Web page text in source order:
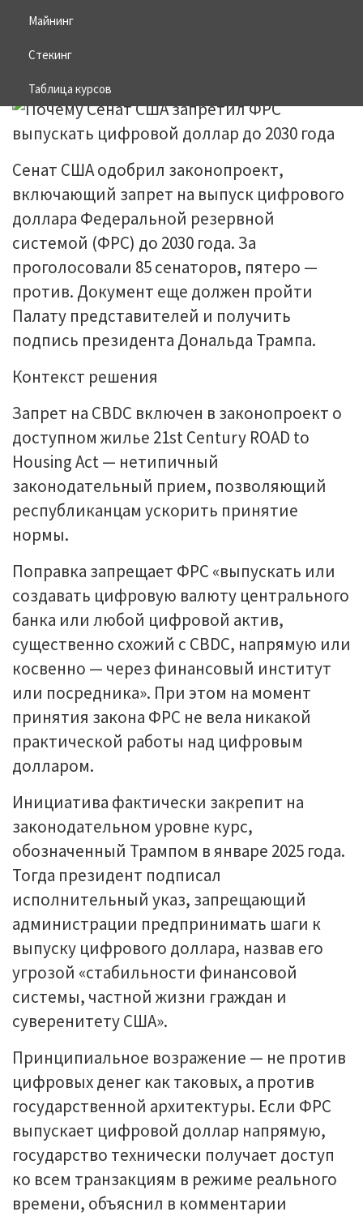
Майнинг
Стекинг
Таблица курсов
доллар до 2030 года
23.06.2026
Сенат США одобрил законопроект,
включающий запрет на выпуск цифрового
доллара Федеральной резервной
системой (ФРС) до 2030 года. За
проголосовали 85 сенаторов, пятеро —
против. Документ еще должен пройти
Палату представителей и получить
подпись президента Дональда Трампа.
Контекст решения
Запрет на CBDC включен в законопроект о
доступном жилье 21st Century ROAD to
Housing Act — нетипичный
законодательный прием, позволяющий
республиканцам ускорить принятие
нормы.
Поправка запрещает ФРС «выпускать или
создавать цифровую валюту центрального
банка или любой цифровой актив,
существенно схожий с CBDC, напрямую или
косвенно — через финансовый институт
или посредника». При этом на момент
принятия закона ФРС не вела никакой
практической работы над цифровым
долларом.
Инициатива фактически закрепит на
законодательном уровне курс,
обозначенный Трампом в январе 2025 года.
Тогда президент подписал
исполнительный указ, запрещающий
администрации предпринимать шаги к
выпуску цифрового доллара, назвав его
угрозой «стабильности финансовой
системы, частной жизни граждан и
суверенитету США».
Принципиальное возражение — не против
цифровых денег как таковых, а против
государственной архитектуры. Если ФРС
выпускает цифровой доллар напрямую,
государство технически получает доступ
ко всем транзакциям в режиме реального
времени, объяснил в комментарии